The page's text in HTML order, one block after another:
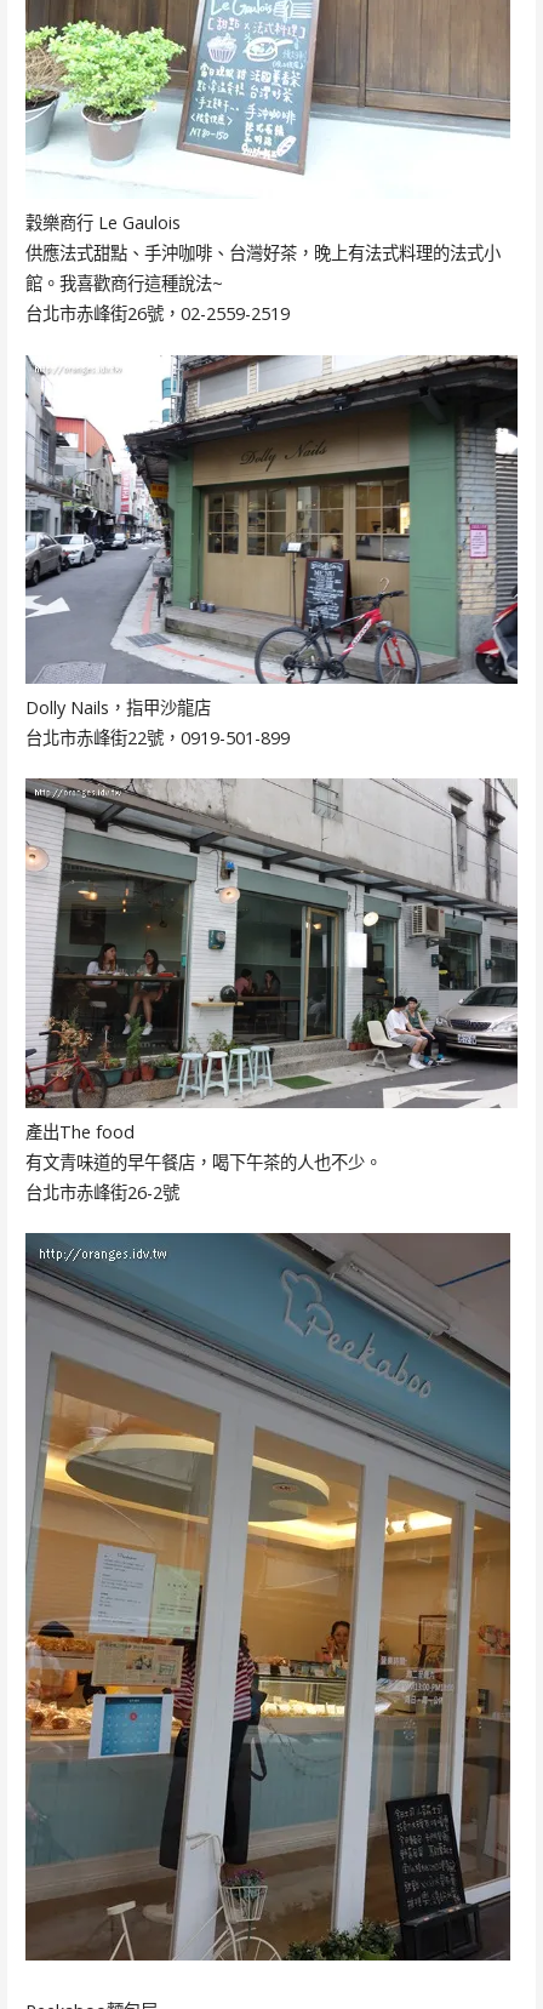
穀樂商行 Le Gaulois
供應法式甜點、手沖咖啡、台灣好茶，晚上有法式料理的法式小
館。我喜歡商行這種說法~
台北市赤峰街26號，02-2559-2519
Dolly Nails，指甲沙龍店
台北市赤峰街22號，0919-501-899
產出The food
有文青味道的早午餐店，喝下午茶的人也不少。
台北市赤峰街26-2號